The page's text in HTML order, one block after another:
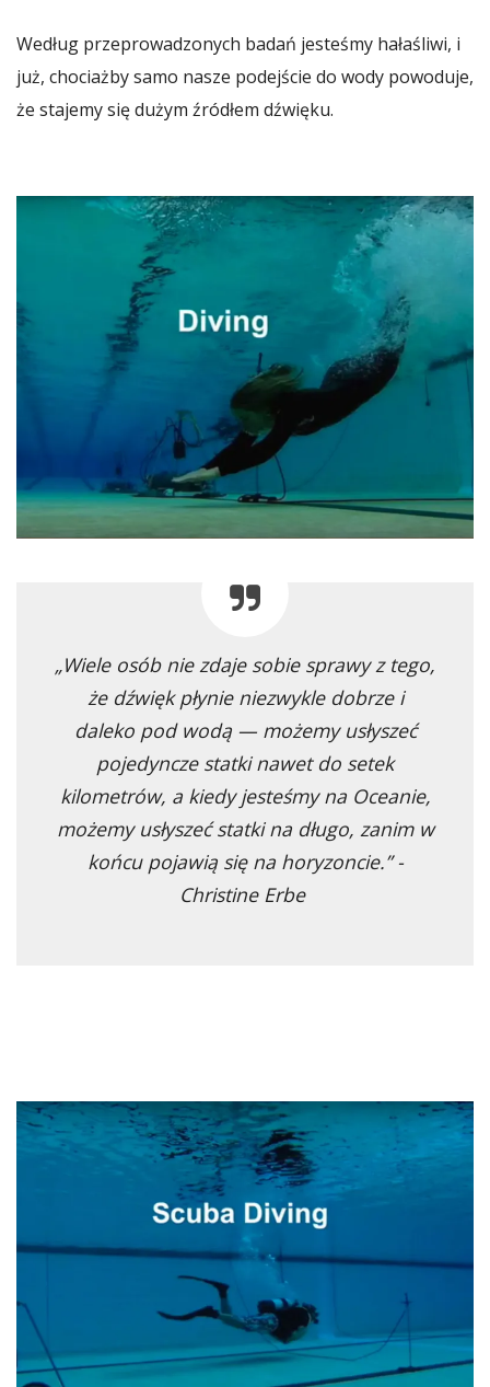
Według przeprowadzonych badań jesteśmy hałaśliwi, i
już, chociażby samo nasze podejście do wody powoduje,
że stajemy się dużym źródłem dźwięku.
„Wiele osób nie zdaje sobie sprawy z tego,
że dźwięk płynie niezwykle dobrze i
daleko pod wodą — możemy usłyszeć
pojedyncze statki nawet do setek
kilometrów, a kiedy jesteśmy na Oceanie,
możemy usłyszeć statki na długo, zanim w
końcu pojawią się na horyzoncie.” -
Christine Erbe